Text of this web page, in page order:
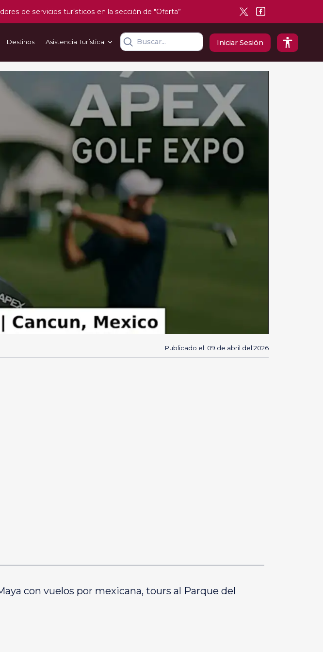
de servicios turísticos en la sección de "Oferta”
Destinos Asistencia Turística Iniciar Sesión
Publicado el: 09 de abril del 2026
con vuelos por mexicana, tours al Parque del